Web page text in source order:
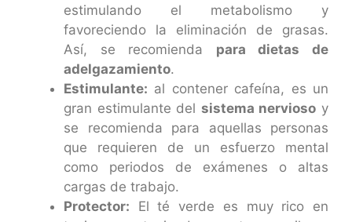
estimulando el metabolismo y
favoreciendo la eliminación de grasas.
Así, se recomienda para dietas de
adelgazamiento.
Estimulante: al contener cafeína, es un
gran estimulante del sistema nervioso y
se recomienda para aquellas personas
que requieren de un esfuerzo mental
como periodos de exámenes o altas
cargas de trabajo.
Protector: El té verde es muy rico en